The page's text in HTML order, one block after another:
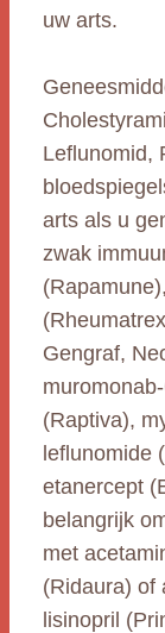
uw arts.
Leflunomid,
arts als u
zwak
Gengraf,
(Raptiva),
leflunomide
etanercept
belangrijk
met
(Ridaura) of
lisinopril